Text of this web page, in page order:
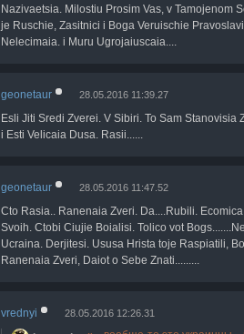
Nazivaetsia. Milostiu Prosim Vas, v Tamojenom
je Ruschie, Zasitnici i Boga Veruischie
Nelecimaia. i Muru Ugrojaiuscaia....
geonetaur 28.05.2016 11:39.27
Esli Jiti Sredi Zverei. V Sibiri. To Sam
i Esti Velicaia Dusa. Rasii......
geonetaur 28.05.2016 11:47.52
Cto Rasia.. Ranenaia Zveri. Da....Rubili.
Svoih. Ctobi Ciujie Boialisi. Tolico vot
Ucraina. Derjitesi. Ususa Hrista toje Raspiatili,
Ranenaia Zveri, Daiot o Sebe Znati.........
vrednyi 28.05.2016 12:26.31